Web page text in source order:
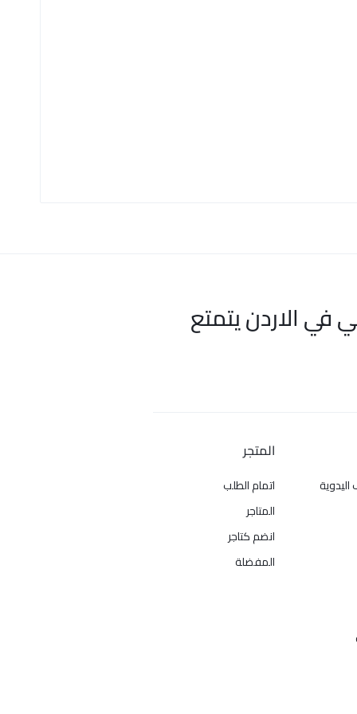
في الاردن يتمتع
اليدوية
المتجر
اتمام الطلب
المتاجر
انضم كتاجر
المفضلة